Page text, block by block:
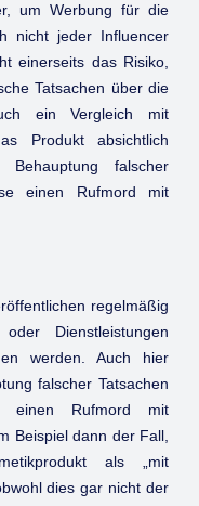
um Werbung für die
nicht jeder Influencer
einerseits das Risiko,
Tatsachen über die
ein Vergleich mit
Produkt absichtlich
falscher
einen Rufmord mit
regelmäßig
Dienstleistungen
werden. Auch hier
falscher Tatsachen
Rufmord mit
Beispiel dann der Fall,
als „mit
dies gar nicht der